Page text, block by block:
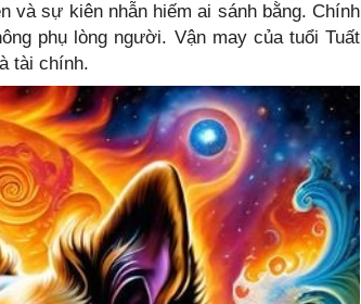
và sự kiên nhẫn hiếm ai sánh bằng. Chính
phụ lòng người. Vận may của tuổi Tuất
tài chính.